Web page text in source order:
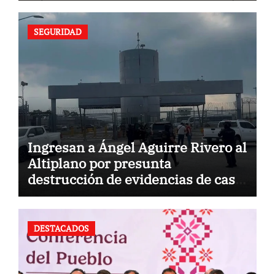
SEGURIDAD
Ingresan a Ángel Aguirre Rivero al
Altiplano por presunta
destrucción de evidencias de caso
Ayotzinapa
DESTACADOS